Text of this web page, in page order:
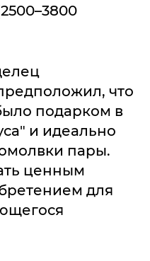
что
подарком в
и идеально
пары.
ценным
для